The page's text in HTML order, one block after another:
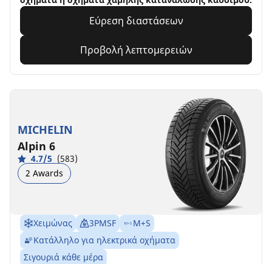
Εύρεση διαστάσεων
Προβολή λεπτομερειών
MICHELIN
Alpin 6
4.7/5 (583)
2 Awards
Χειμώνας 3PMSF
M+S
Κατάλληλο για ηλεκτρικά οχήματα
Σιγουριά κάθε μέρα